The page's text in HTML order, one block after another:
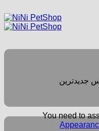
جدیدترین
You need to